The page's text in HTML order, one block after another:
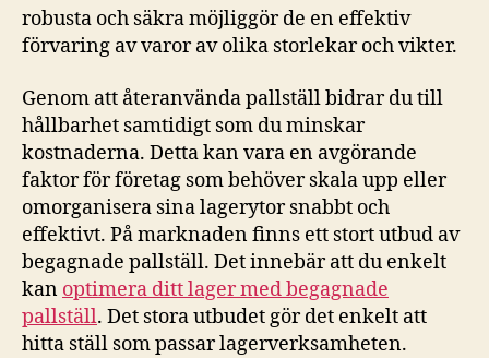
robusta och säkra möjliggör de en effektiv
förvaring av varor av olika storlekar och vikter.
Genom att återanvända pallställ bidrar du till
hållbarhet samtidigt som du minskar
kostnaderna. Detta kan vara en avgörande
faktor för företag som behöver skala upp eller
omorganisera sina lagerytor snabbt och
effektivt. På marknaden finns ett stort utbud av
begagnade pallställ. Det innebär att du enkelt
kan optimera ditt lager med begagnade
pallställ. Det stora utbudet gör det enkelt att
hitta ställ som passar lagerverksamheten.